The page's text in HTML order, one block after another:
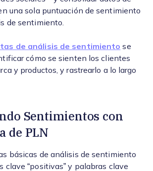
una sola puntuación de sentimiento
de sentimiento.
de análisis de sentimiento se
cómo se sienten los clientes
y productos, y rastrearlo a lo largo
Sentimientos con
de PLN
básicas de análisis de sentimiento
clave “positivas” y palabras clave